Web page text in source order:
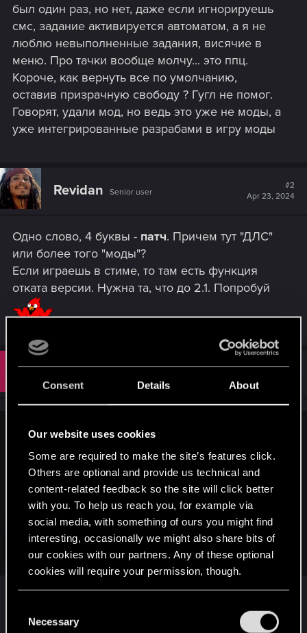
Consent Details About
Our website uses cookies
Some are required to make the site’s features click.
Others are optional and provide us technical and
content-related feedback so the site will click better
with you. To help us reach you, for example via
social media, with something of ours you might find
interesting, occasionally we might also share bits of
our cookies with our partners. Any of these optional
cookies will require your permission, though.
and tweak your preferences regarding them in the
Necessary
был один раз, но нет, даже если игнорируешь
смс, задание активируется автоматом, а я не
люблю невыполненные задания, висячие в
меню. Про тачки вообще молчу... это ппц.
Короче, как вернуть все по умолчанию,
оставив призрачную свободу ? Гугл не помог.
Говорят, удали мод, но ведь это уже не моды, а
уже интегрированные разрабами в игру моды
Revidan Senior user
#2
Apr 23, 2024
Одно слово, 4 буквы - патч. Причем тут "ДЛС"
или более того "моды"?
Если играешь в стиме, то там есть функция
отката версии. Нужна та, что до 2.1. Попробуй
#3
Apr 24, 2024
xStriiim said:
А именно, шашни в квартирах и угон "миллион" авто,
чтобы получить авто. Ладно бы роман был один раз, но
нет, даже если игнорируешь смс, задание активируется
автоматом, а я не люблю невыполненные задания,
висячие в меню. Про тачки вообще молчу... это ппц.
Короче, как вернуть все по умолчанию, оставив
призрачную свободу ? Гугл не помог. Говорят, удали мод,
но ведь это уже не моды, а уже интегрированные
разрабами в игру моды
Click to expand...
Или скачать версию игры 2.0 (понятно где) или
поставить утилиту CET (нагуглить несложно) и в
ней в консоли прописать команды на